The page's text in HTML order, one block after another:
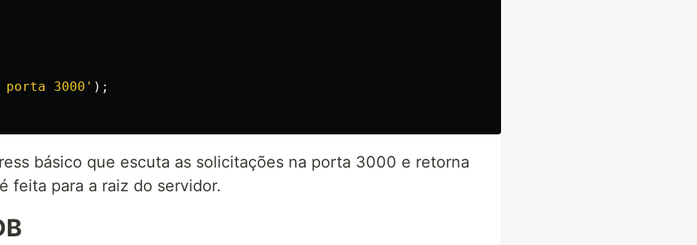
porta 3000 ' );
básico que escuta as solicitações na porta 3000 e retorna
feita para a raiz do servidor.